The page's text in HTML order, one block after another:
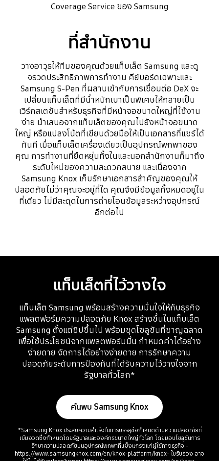
Coverage Service ของ Samsung
ที่สำนักงาน
วางอาวุธให้ทีมของคุณด้วยแท็บเล็ต Samsung และดู
จรวดประสิทธิภาพการทำงาน คีย์บอร์ดเฉพาะและ
Samsung S-Pen ที่ผสานเข้ากับการเชื่อมต่อ DeX จะ
เปลี่ยนแท็บเล็ตที่มีน้ำหนักเบาเป็นพิเศษให้กลายเป็น
เวิร์กสเตชันสำหรับธุรกิจที่มีหน้าจอขนาดใหญ่ที่ใช้งาน
ง่าย นำเสนอจากแท็บเล็ตของคุณไปยังหน้าจอขนาด
ใหญ่ หรือแปลงโน้ตที่เขียนด้วยมือให้เป็นเอกสารที่แชร์ได้
ทันที เมื่อแท็บเล็ตเครื่องเดียวเป็นอุปกรณ์พกพาของ
คุณ การทำงานที่ยืดหยุ่นทั้งในและนอกสำนักงานก็มาถึง
ระดับใหม่ของความสะดวกสบาย และเนื่องจาก
Samsung Knox เก็บรักษาเอกสารสำคัญของคุณให้
ปลอดภัยไม่ว่าคุณจะอยู่ที่ใด คุณจึงมีข้อมูลทั้งหมดอยู่ใน
ที่เดียว ไม่มีสะดุดในการถ่ายโอนข้อมูลระหว่างอุปกรณ์
อีกต่อไป
แท็บเล็ตที่ไว้วางใจ
แท็บเล็ต Samsung พร้อมสร้างความมั่นใจให้กับธุรกิจ
แพลตฟอร์มความปลอดภัย Knox สร้างขึ้นในแท็บเล็ต
Samsung ตั้งแต่ชิปขึ้นไป พร้อมชุดโซลูชันที่ชาญฉลาด
เพื่อใช้ประโยชน์จากแพลตฟอร์มนั้น กำหนดค่าได้อย่าง
ง่ายดาย จัดการได้อย่างง่ายดาย การรักษาความ
ปลอดภัยระดับการป้องกันที่ได้รับความไว้วางใจจาก
รัฐบาลทั่วโลก*
ค้นพบ Samsung Knox
*Samsung Knox ประสบความสำเร็จในการบรรลุข้อกำหนดด้านความปลอดภัยที่
เข้มงวดซึ่งกำหนดโดยรัฐบาลและองค์กรขนาดใหญ่ทั่วโลก โดยมอบโซลูชันการ
รักษาความปลอดภัยบนอุปกรณ์พกพาที่แข็งแกร่งแก่ผู้ใช้ทางธุรกิจ -
https://www.samsungknox.com/en/knox-platform/knox- ใบรับรอง อาจ